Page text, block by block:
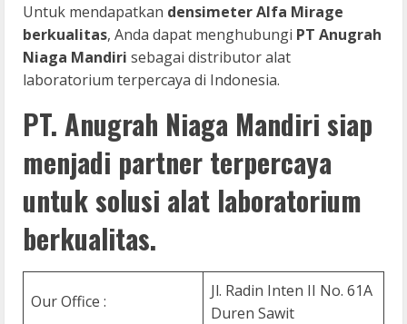
Untuk mendapatkan densimeter Alfa Mirage
berkualitas, Anda dapat menghubungi PT Anugrah
Niaga Mandiri sebagai distributor alat
laboratorium terpercaya di Indonesia.
PT. Anugrah Niaga Mandiri siap
menjadi partner terpercaya
untuk solusi alat laboratorium
berkualitas.
Our Office :
Jl. Radin Inten II No. 61A
Duren Sawit